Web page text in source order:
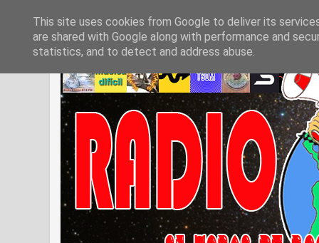
This site uses cookies from Google to deliver its
are shared with Google along with performance and
statistics, and to detect and address abuse.